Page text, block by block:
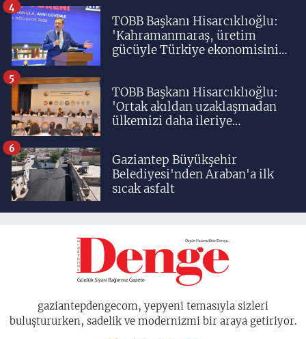
TOBB Başkanı Hisarcıklıoğlu:
'Kahramanmaraş, üretim
gücüyle Türkiye ekonomisinin
4
TOBB Başkanı Hisarcıklıoğlu:
'Ortak akıldan uzaklaşmadan
ülkemizi daha ileriye
5
Gaziantep Büyükşehir
Belediyesi'nden Araban'a ilk
sıcak asfalt
6
gaziantepdengecom, yepyeni temasıyla sizleri
buluştururken, sadelik ve modernizmi bir araya getiriyor.